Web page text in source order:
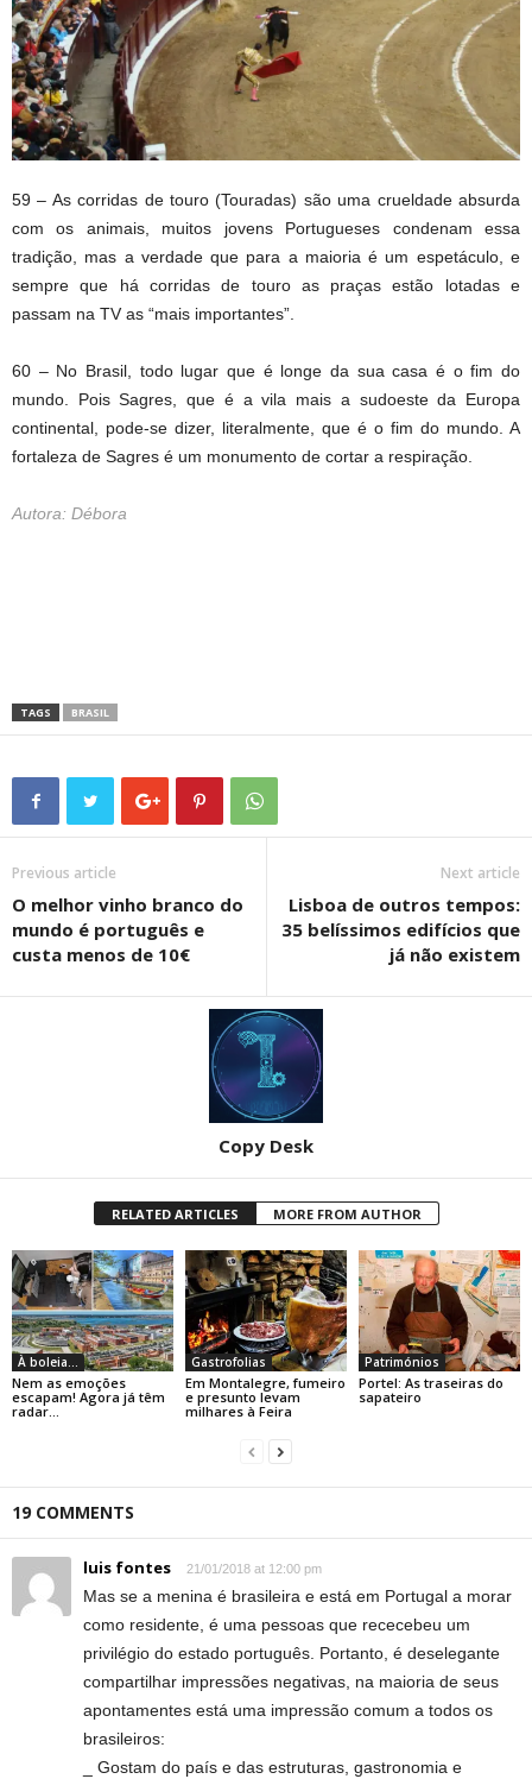
59 – As corridas de touro (Touradas) são uma crueldade absurda
com os animais, muitos jovens Portugueses condenam essa
tradição, mas a verdade que para a maioria é um espetáculo, e
sempre que há corridas de touro as praças estão lotadas e
passam na TV as “mais importantes”.
60 – No Brasil, todo lugar que é longe da sua casa é o fim do
mundo. Pois Sagres, que é a vila mais a sudoeste da Europa
continental, pode-se dizer, literalmente, que é o fim do mundo. A
fortaleza de Sagres é um monumento de cortar a respiração.
Autora: Débora
TAGS BRASIL
Previous article
O melhor vinho branco do
mundo é português e
custa menos de 10€
Next article
Lisboa de outros tempos:
35 belíssimos edifícios que
já não existem
Copy Desk
RELATED ARTICLES MORE FROM AUTHOR
À boleia...
Nem as emoções
escapam! Agora já têm
radar…
Gastrofolias
Em Montalegre, fumeiro
e presunto levam
milhares à Feira
Patrimónios
Portel: As traseiras do
sapateiro
19 COMMENTS
luis fontes 21/01/2018 at 12:00 pm
Mas se a menina é brasileira e está em Portugal a morar
como residente, é uma pessoas que rececebeu um
privilégio do estado português. Portanto, é deselegante
compartilhar impressões negativas, na maioria de seus
apontamentes está uma impressão comum a todos os
brasileiros:
_ Gostam do país e das estruturas, gastronomia e